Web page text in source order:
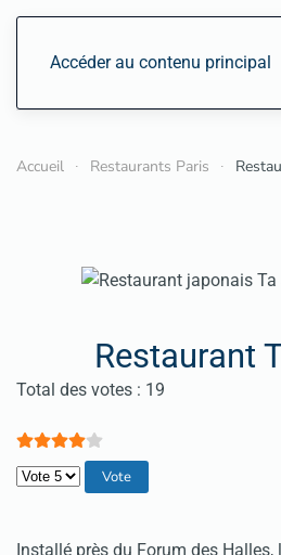
Accéder au contenu principal
Accueil Restaurants Paris
Restaurant
Vote utilisateur:4/
Total des votes : 19
Veuillez voter
Installé près du Forum des Halles,